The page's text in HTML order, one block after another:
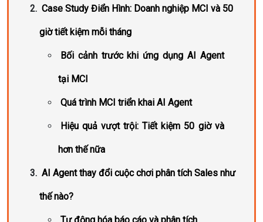
Case Study Điển Hình: Doanh nghiệp MCI và 50
giờ tiết kiệm mỗi tháng
Bối cảnh trước khi ứng dụng AI Agent
tại MCI
Quá trình MCI triển khai AI Agent
Hiệu quả vượt trội: Tiết kiệm 50 giờ và
hơn thế nữa
AI Agent thay đổi cuộc chơi phân tích Sales như
thế nào?